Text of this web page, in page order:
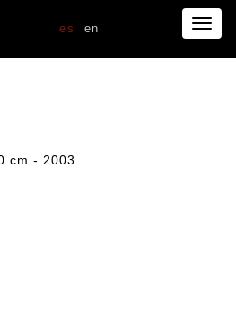
es en
cm - 2003